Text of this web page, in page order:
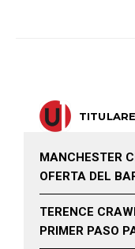
MANCHESTER
OFERTA DEL
TERENCE
PRIMER PASO